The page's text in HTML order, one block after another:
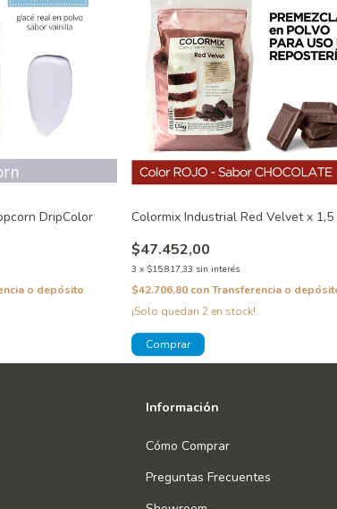
DripColor
o depósito
Colormix Industrial Red Velvet x 1,5
$47.452,00
3 x $15.817,33 sin interés
$42.706,80 conTransferencia o
¡Solo quedan 2 en stock!
Información
Cómo Comprar
Preguntas Frecuentes